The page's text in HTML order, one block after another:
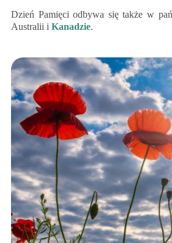
Dzień Pamięci odbywa się także w
Australii i Kanadzie.